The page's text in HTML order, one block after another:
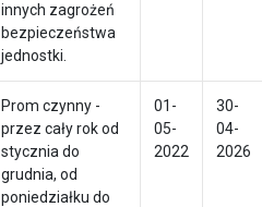
innych zagrożeń
bezpieczeństwa
jednostki.
Prom czynny -
przez cały rok od
stycznia do
grudnia, od
poniedziałku do
01-
05-
2022
30-
04-
2026